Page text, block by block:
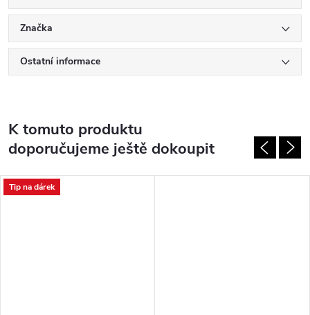
Značka
Ostatní informace
K tomuto produktu
doporučujeme ještě dokoupit
Tip na dárek